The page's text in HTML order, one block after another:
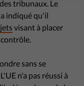
tribunaux. Le
indiqué qu'il
visant à placer
sans se
n'a pas réussi à